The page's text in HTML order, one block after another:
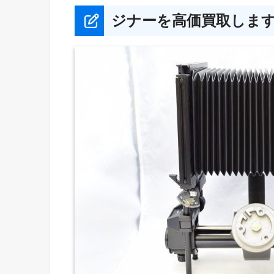
ジナーを高価買取しま